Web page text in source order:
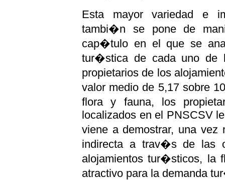
Esta mayor variedad e
tambi�n se pone de
cap�tulo en el que se
tur�stica de cada uno de
propietarios de los
valor medio de 5,17 sobre
flora y fauna, los
localizados en el PNSCSV
viene a demostrar, una
indirecta a trav�s de las
alojamientos tur�sticos, la
atractivo para la demanda